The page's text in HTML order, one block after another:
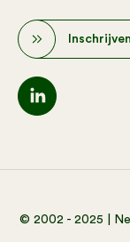
© 2002 - 2025 |